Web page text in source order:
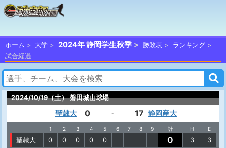
ホーム 大学 2024年 静岡学生秋季 勝敗表
ランキング
試合経過
2024/10/19（土） 磐田城山球場
聖隷大 0 - 17 静岡産大
1 2 3 4 5 6 7 8 9 計 H E
聖隷大 0 0 0 0 0 0 3
3